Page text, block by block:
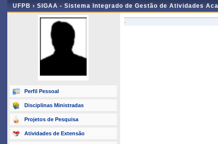
UFPB › SIGAA - Sistema Integrado de Gestão de Atividades
Perfil Pessoal
Disciplinas Ministradas
Projetos de Pesquisa
Atividades de Extensão
-